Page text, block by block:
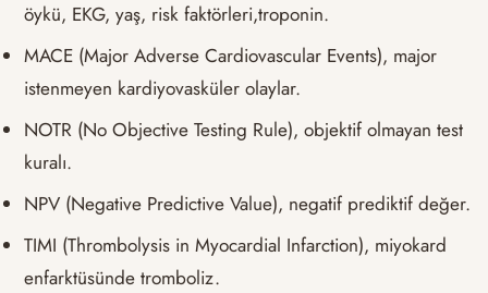
öykü, EKG, yaş, risk faktörleri,troponin.
MACE (Major Adverse Cardiovascular Events), major
istenmeyen kardiyovasküler olaylar.
NOTR (No Objective Testing Rule), objektif olmayan test
kuralı.
NPV (Negative Predictive Value), negatif prediktif değer.
TIMI (Thrombolysis in Myocardial Infarction), miyokard
enfarktüsünde tromboliz.